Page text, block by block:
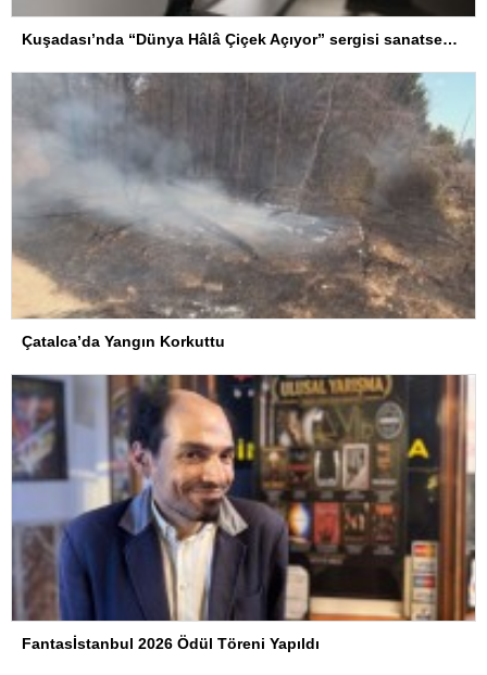
Kuşadası’nda “Dünya Hâlâ Çiçek Açıyor” sergisi sanatseverlerle buluşuyor
Çatalca’da Yangın Korkuttu
Fantasİstanbul 2026 Ödül Töreni Yapıldı